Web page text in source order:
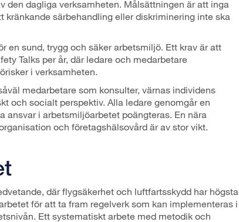
den dagliga verksamheten. Målsättningen är att inga
särbehandling eller diskriminering inte ska
en sund, trygg och säker arbetsmiljö. Ett krav är att
Talks per år, där ledare och medarbetare
i verksamheten.
medarbetare som konsulter, värnas individens
och socialt perspektiv. Alla ledare genomgår en
i arbetsmiljöarbetet poängteras. En nära
och företagshälsovård är av stor vikt.
där flygsäkerhet och luftfartsskydd har högsta
för att ta fram regelverk som kan implementeras i
Ett systematiskt arbete med metodik och